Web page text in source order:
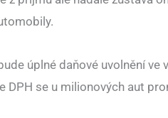
úplné daňové uvolnění ve
DPH se u milionových aut